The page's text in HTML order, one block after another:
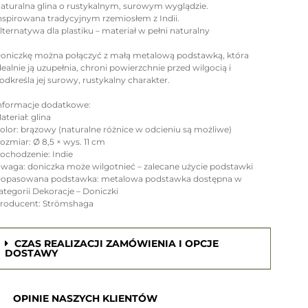
glina o rustykalnym, surowym wyglądzie.
tradycyjnym rzemiosłem z Indii.
dla plastiku – materiał w pełni naturalny
można połączyć z małą metalową podstawką, która
ją uzupełnia, chroni powierzchnie przed wilgocią i
jej surowy, rustykalny charakter.
dodatkowe:
glina
brązowy (naturalne różnice w odcieniu są możliwe)
Ø 8,5 × wys. 11 cm
Indie
doniczka może wilgotnieć – zalecane użycie podstawki
podstawka: metalowa podstawka dostępna w
Dekoracje – Doniczki
Strömshaga
CZAS REALIZACJI ZAMÓWIENIA I OPCJE
DOSTAWY
OPINIE NASZYCH KLIENTÓW